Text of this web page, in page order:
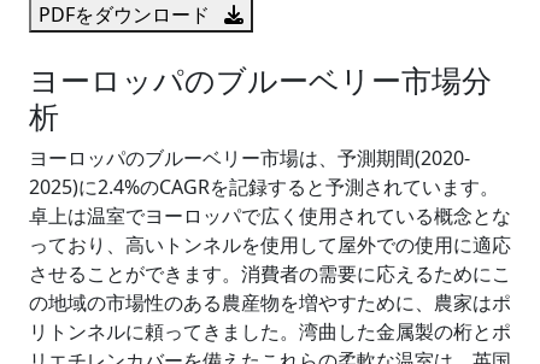
PDFをダウンロード
ヨーロッパのブルーベリー市場分
析
ヨーロッパのブルーベリー市場は、予測期間(2020-
2025)に2.4%のCAGRを記録すると予測されています。
卓上は温室でヨーロッパで広く使用されている概念とな
っており、高いトンネルを使用して屋外での使用に適応
させることができます。消費者の需要に応えるためにこ
の地域の市場性のある農産物を増やすために、農家はポ
リトンネルに頼ってきました。湾曲した金属製の桁とポ